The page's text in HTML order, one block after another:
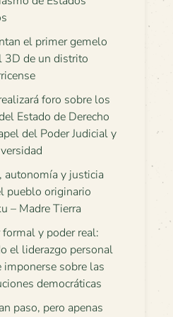
el primer gemelo
3D de un distrito
foro sobre los
Estado de Derecho
del Poder Judicial y
autonomía y justicia
pueblo originario
– Madre Tierra
formal y poder real:
el liderazgo personal
imponerse sobre las
democráticas
paso, pero apenas